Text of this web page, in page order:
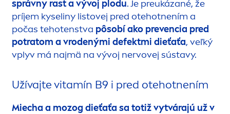
správny rast a vývoj plodu. Je preukázané, že
príjem kyseliny listovej pred otehotnením a
počas tehotenstva pôsobí ako prevencia pred
potratom a vrodenými defektmi dieťaťa, veľký
vplyv má najmä na vývoj nervovej sústavy.
Užívajte vitamín B9 i pred otehotnením
Miecha a mozog dieťaťa sa totiž vytvárajú už v